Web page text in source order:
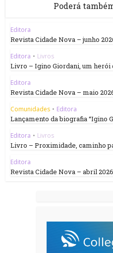
Poderá
Editora
Revista Cidade Nova – junho
Editora • Livros
Livro – Igino Giordani, um herói
Editora
Revista Cidade Nova – maio
Comunidades • Editora
Lançamento da biografia “Igino
Editora • Livros
Livro – Proximidade, caminho
Editora
Revista Cidade Nova – abril 2026